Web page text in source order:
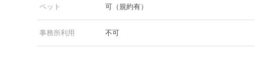
ペット 可（規約有）
事務所利用 不可